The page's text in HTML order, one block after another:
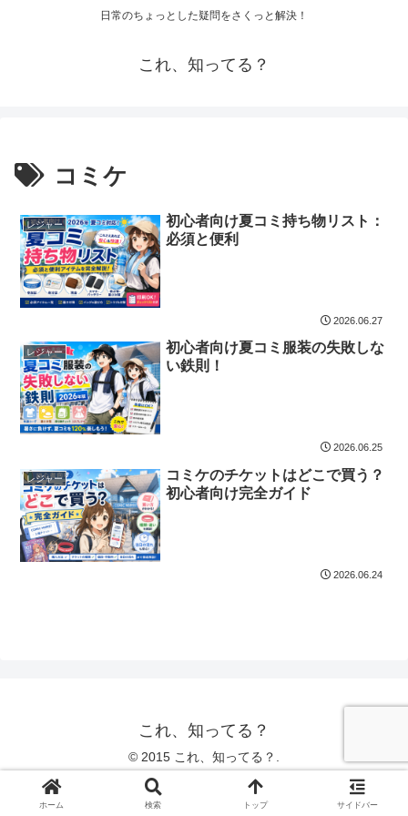
日常のちょっとした疑問をさくっと解決！
これ、知ってる？
コミケ
レジャー
初心者向け夏コミ持ち物リスト：
必須と便利
2026.06.27
レジャー
初心者向け夏コミ服装の失敗しな
い鉄則！
2026.06.25
レジャー
コミケのチケットはどこで買う？
初心者向け完全ガイド
2026.06.24
これ、知ってる？
© 2015 これ、知ってる？.
ホーム 検索 トップ サイドバー